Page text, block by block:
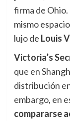
firma de
mismo
lujo de Louis
Victoria’s
que en
distribución
embargo, en
compararse